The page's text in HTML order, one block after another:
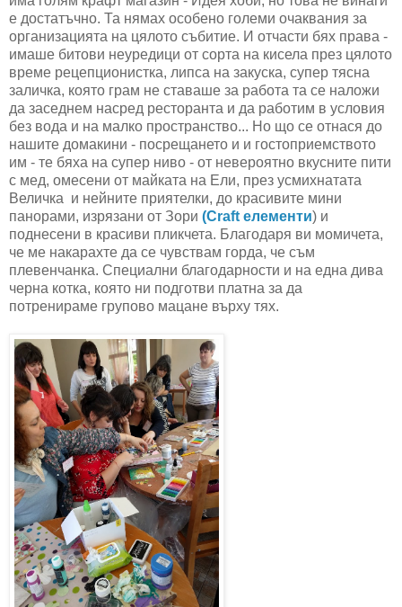
е достатъчно. Та нямах особено големи очаквания за
организацията на цялото събитие. И отчасти бях права -
имаше битови неуредици от сорта на кисела през цялото
време рецепционистка, липса на закуска, супер тясна
заличка, която грам не ставаше за работа та се наложи
да заседнем насред ресторанта и да работим в условия
без вода и на малко пространство... Но що се отнася до
нашите домакини - посрещането и и гостоприемството
им - те бяха на супер ниво - от невероятно вкусните пити
с мед, омесени от майката на Ели, през усмихнатата
Величка и нейните приятелки, до красивите мини
панорами, изрязани от Зори (Craft елементи) и
поднесени в красиви пликчета. Благодаря ви момичета,
че ме накарахте да се чувствам горда, че съм
плевенчанка. Специални благодарности и на една дива
черна котка, която ни подготви платна за да
потренираме групово мацане върху тях.